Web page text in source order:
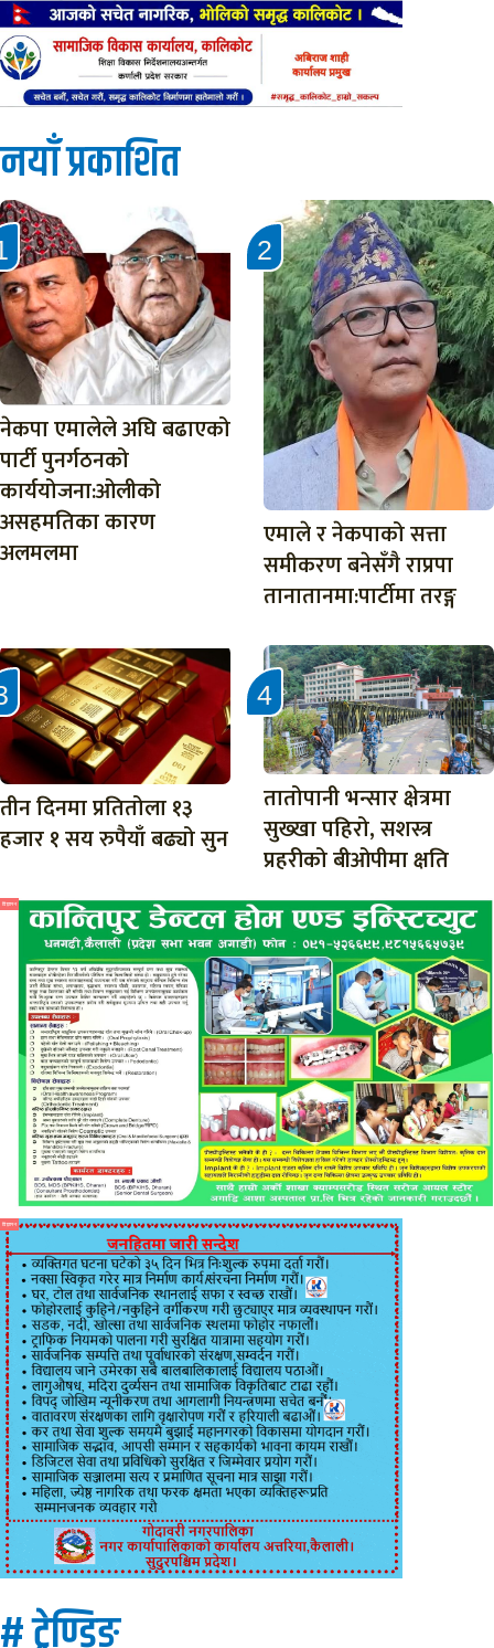
नयाँ प्रकाशित
नेकपा एमालेले अघि बढाएको
पार्टी पुनर्गठनको
कार्ययोजना:ओलीको
असहमतिका कारण
अलमलमा
एमाले र नेकपाको सत्ता
समीकरण बनेसँगै राप्रपा
तानातानमा:पार्टीमा तरङ्ग
तीन दिनमा प्रतितोला १३
हजार १ सय रुपैयाँ बढ्यो सुन
तातोपानी भन्सार क्षेत्रमा
सुख्खा पहिरो, सशस्त्र
प्रहरीको बीओपीमा क्षति
विज्ञापन
विज्ञापन
# ट्रेण्डिङ